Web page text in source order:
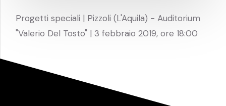
Progetti speciali | Pizzoli (L'Aquila) - Auditorium
"Valerio Del Tosto" | 3 febbraio 2019, ore 18:00